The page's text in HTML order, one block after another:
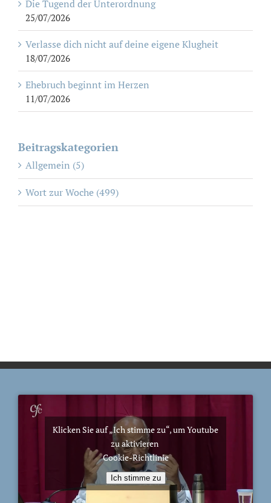
Die Tugend der Unterordnung
25/07/2026
Verlasse dich nicht auf deine eigene Klugheit
18/07/2026
Ehebruch beginnt im Herzen
11/07/2026
Beitragskategorien
Allgemein (5)
Wort zur Woche (499)
Klicken Sie auf „Ich stimme zu“, um Youtube
zu aktivieren
Cookie-Richtlinie
Ich stimme zu